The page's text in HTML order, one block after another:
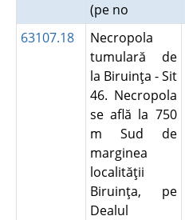
(pe no
63107.18
Necropola
tumulară de
la Biruinţa - Sit
46. Necropola
se află la 750
m Sud de
marginea
localităţii
Biruinţa, pe
Dealul